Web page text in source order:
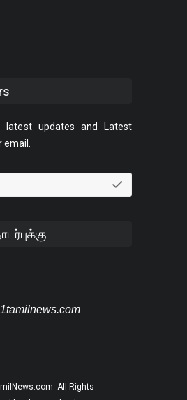
latest updates and Latest
email.
. All Rights